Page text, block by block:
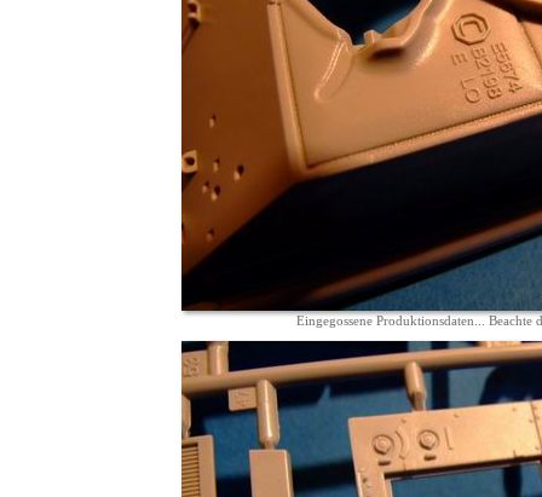
Eingegossene Produktionsdaten... Beachte